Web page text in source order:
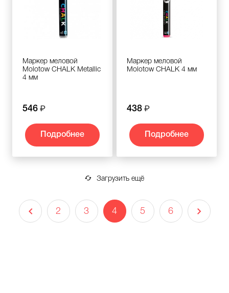
Маркер меловой
Molotow CHALK Metallic
4 мм
546
Подробнее
Маркер меловой
Molotow CHALK 4 мм
438
Подробнее
Загрузить ещё
2 3 4 5 6